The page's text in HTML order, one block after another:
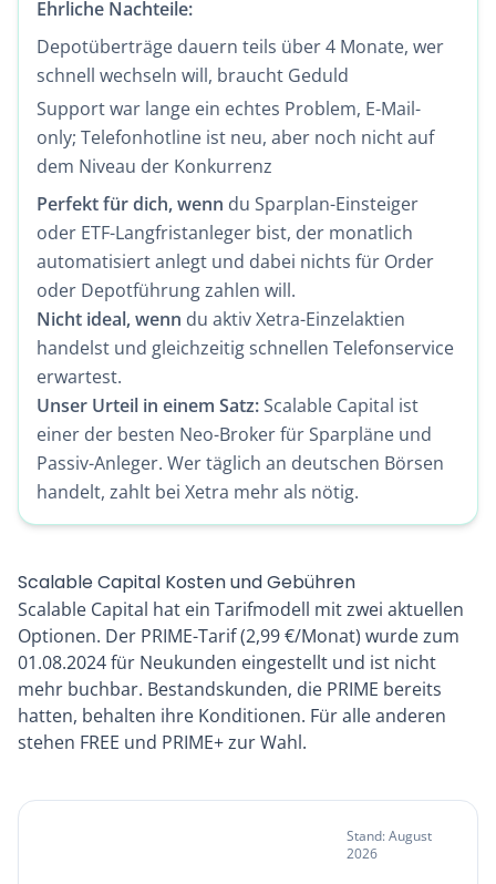
Ehrliche Nachteile:
Depotüberträge dauern teils über 4 Monate, wer
schnell wechseln will, braucht Geduld
Support war lange ein echtes Problem, E-Mail-
only; Telefonhotline ist neu, aber noch nicht auf
dem Niveau der Konkurrenz
Perfekt für dich, wenn du Sparplan-Einsteiger
oder ETF-Langfristanleger bist, der monatlich
automatisiert anlegt und dabei nichts für Order
oder Depotführung zahlen will.
Nicht ideal, wenn du aktiv Xetra-Einzelaktien
handelst und gleichzeitig schnellen Telefonservice
erwartest.
Unser Urteil in einem Satz:Scalable Capital ist
einer der besten Neo-Broker für Sparpläne und
Passiv-Anleger. Wer täglich an deutschen Börsen
handelt, zahlt bei Xetra mehr als nötig.
Scalable Capital Kosten und Gebühren
Scalable Capital hat ein Tarifmodell mit zwei aktuellen
Optionen. Der PRIME-Tarif (2,99 €/Monat) wurde zum
01.08.2024 für Neukunden eingestellt und ist nicht
mehr buchbar. Bestandskunden, die PRIME bereits
hatten, behalten ihre Konditionen. Für alle anderen
stehen FREE und PRIME+ zur Wahl.
Stand: August
2026